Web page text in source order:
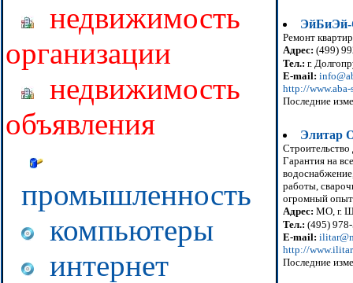
недвижимость
организации
недвижимость
объявления
промышленность
компьютеры
интернет
Ремонт
Адрес: (499)
Тел.: г.
E-mail:
http://www.aba-
Последние
Элитар
Гарантия на
работы,
огромный
Адрес: МО, г.
Тел.: (495)
E-mail:
http://
Последние